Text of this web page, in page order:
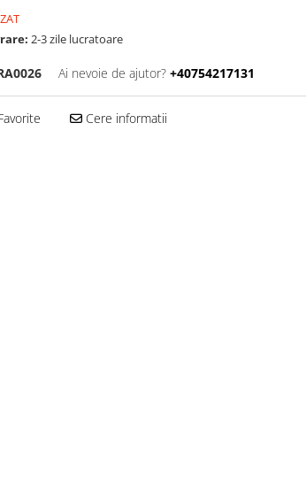
2-3 zile lucratoare
Ai nevoie de ajutor? +40754217131
Cere informatii